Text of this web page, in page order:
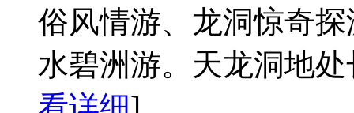
俗风情游、龙洞惊奇
水碧洲游。天龙洞地